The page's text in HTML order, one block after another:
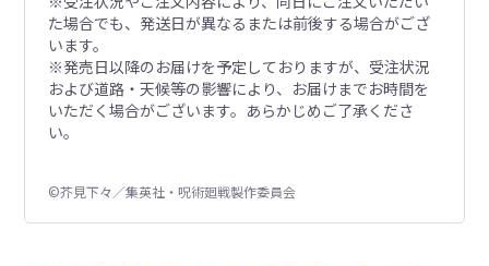
た場合でも、発送日が異なるまたは前後する場合がござ
います。
※発売日以降のお届けを予定しておりますが、受注状況
および道路・天候等の影響により、お届けまでお時間を
いただく場合がございます。あらかじめご了承くださ
い。
©芥見下々／集英社・呪術廻戦製作委員会